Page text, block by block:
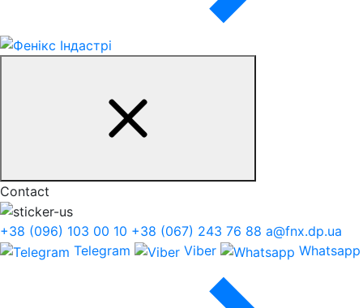
Contact
+38 (096) 103 00 10 +38 (067) 243 76 88 a@fnx.dp.ua
Telegram
Viber Whatsapp